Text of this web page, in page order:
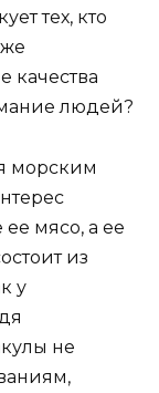
тех, кто
качества
людей?
морским
мясо, а ее
из
у
не